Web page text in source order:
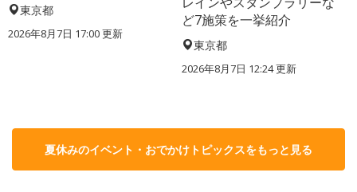
東京都
2026年8月7日 17:00更新
ど7施策を一挙紹介
東京都
2026年8月7日 12:24更新
夏休みのイベント・おでかけトピックスをもっと見る